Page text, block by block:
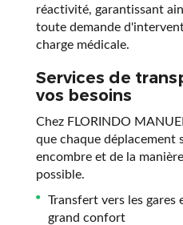
réactivité, garantissant
toute demande
charge médicale.
Services de
vos besoins
Chez FLORINDO
que chaque déplacement
encombre et de la
possible.
Transfert vers les gares
grand confort